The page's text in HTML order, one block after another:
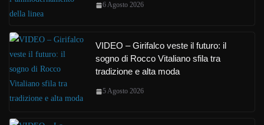
6 Agosto 2026
VIDEO – Girifalco veste il futuro: il
sogno di Rocco Vitaliano sfila tra
tradizione e alta moda
5 Agosto 2026